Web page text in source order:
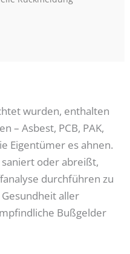
wurden, enthalten
– Asbest, PCB, PAK,
Eigentümer es ahnen.
oder abreißt,
durchführen zu
aller
Bußgelder